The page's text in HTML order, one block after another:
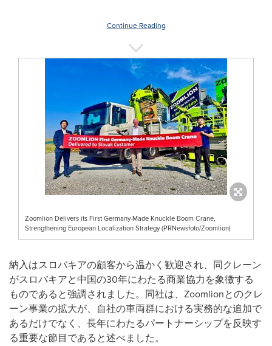
Continue Reading
Zoomlion Delivers its First Germany-Made Knuckle Boom Crane,
Strengthening European Localization Strategy (PRNewsfoto/Zoomlion)
納入はスロバキアの顧客から温かく歓迎され、同クレーン
がスロバキアと中国の30年にわたる商業協力を象徴する
ものであると強調されました。同社は、Zoomlionとのクレ
ーン事業の拡大が、自社の車両群における実務的な追加で
あるだけでなく、長年にわたるパートナーシップを反映す
る重要な節目であると述べました。